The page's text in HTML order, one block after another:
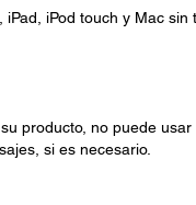
iPod touch y Mac sin
producto, no puede usar
si es necesario.